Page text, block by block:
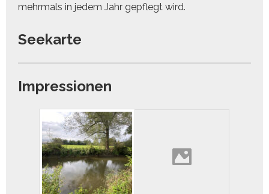
mehrmals in jedem Jahr gepflegt wird.
Seekarte
Impressionen